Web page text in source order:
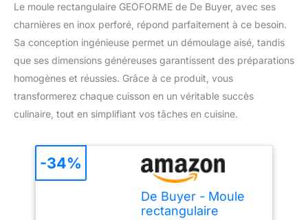
Le moule rectangulaire GEOFORME de De Buyer, avec ses
charnières en inox perforé, répond parfaitement à ce besoin.
Sa conception ingénieuse permet un démoulage aisé, tandis
que ses dimensions généreuses garantissent des préparations
homogènes et réussies. Grâce à ce produit, vous
transformerez chaque cuisson en un véritable succès
culinaire, tout en simplifiant vos tâches en cuisine.
De Buyer - Moule
rectangulaire
-34%